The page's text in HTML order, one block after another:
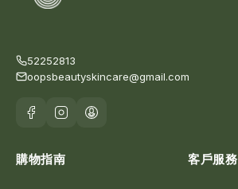
52252813
oopsbeautyskincare@gmail.com
購物指南 客戶服務